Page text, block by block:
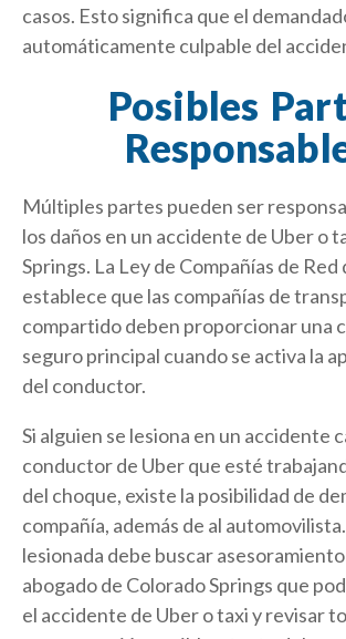
casos. Esto significa que el
automáticamente culpable del
Posibles
Múltiples partes pueden ser
los daños en un accidente de Uber o
Springs. La Ley de Compañías de
establece que las compañías de
compartido deben proporcionar una
seguro principal cuando se activa la
del conductor.
Si alguien se lesiona en un accidente
conductor de Uber que esté
del choque, existe la posibilidad de
compañía, además de al
lesionada debe buscar
abogado de Colorado Springs que
el accidente de Uber o taxi y revisar